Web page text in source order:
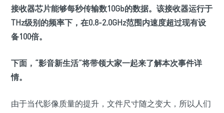
接收器芯片能够每秒传输数10Gb的数据。该接收器运行于
THz级别的频率下，在0.8-2.0GHz范围内速度超过现有设
备100倍。
下面，“影音新生活”将带领大家一起来了解本次事件详
情。
由于当代影像质量的提升，文件尺寸随之变大，所以人们